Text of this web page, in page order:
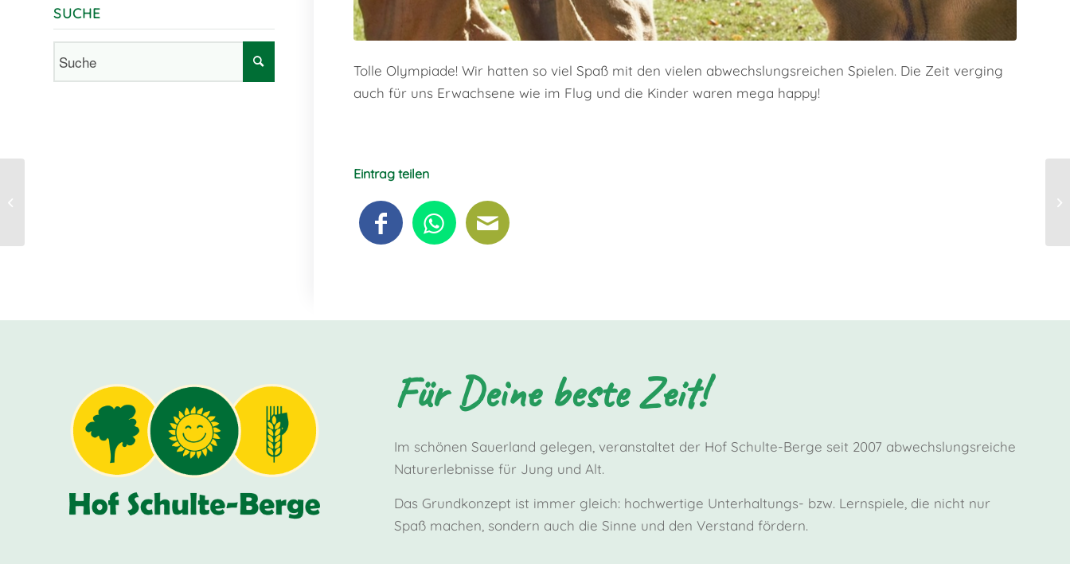
Tolle Olympiade! Wir hatten so viel Spaß mit den vielen abwechslungsreichen Spielen. Die Zeit verging
auch für uns Erwachsene wie im Flug und die Kinder waren mega happy!
Eintrag teilen
SUCHE
Für Deine beste Zeit!
Im schönen Sauerland gelegen, veranstaltet der Hof Schulte-Berge seit 2007 abwechslungsreiche
Naturerlebnisse für Jung und Alt.
Das Grundkonzept ist immer gleich: hochwertige Unterhaltungs- bzw. Lernspiele, die nicht nur
Spaß machen, sondern auch die Sinne und den Verstand fördern.